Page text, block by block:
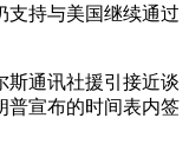
支持与美国继续通过
斯通讯社援引接近谈
普宣布的时间表内签